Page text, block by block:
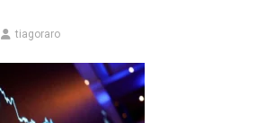
tiagoraro